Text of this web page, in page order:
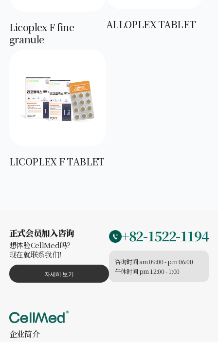
Licoplex F fine
granule
ALLOPLEX TABLET
LICOPLEX F TABLET
正式会员加入咨询
想体验CellMed吗？
现在就联系我们！
자세히 보기
+82-1522-1194
咨询时间 am 09:00 - pm 06:00
午休时间 pm 12:00 - 1:00
企业简介